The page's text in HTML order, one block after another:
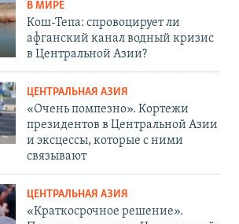
В МИРЕ
Кош-Тепа: спровоцирует ли
афганский канал водный кризис
в Центральной Азии?
ЦЕНТРАЛЬНАЯ АЗИЯ
«Очень помпезно». Кортежи
президентов в Центральной Азии
и эксцессы, которые с ними
связывают
ЦЕНТРАЛЬНАЯ АЗИЯ
«Краткосрочное решение».